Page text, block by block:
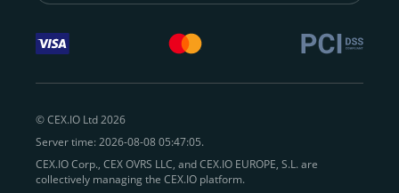
© CEX.IO Ltd 2026
Server time: 2026-08-08 05:47:05.
CEX.IO Corp., CEX OVRS LLC, and CEX.IO EUROPE, S.L. are
collectively managing the CEX.IO platform.